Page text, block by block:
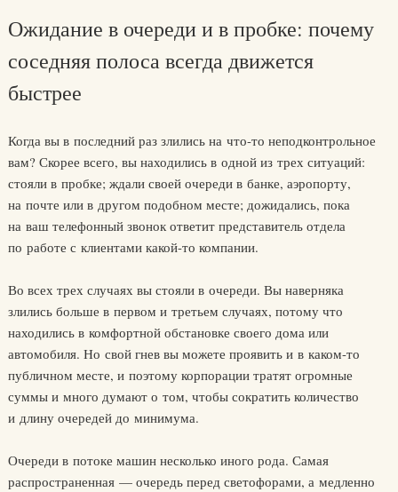
Ожидание в очереди и в пробке: почему
соседняя полоса всегда движется
быстрее
Когда вы в последний раз злились на что-то неподконтрольное
вам? Скорее всего, вы находились в одной из трех ситуаций:
стояли в пробке; ждали своей очереди в банке, аэропорту,
на почте или в другом подобном месте; дожидались, пока
на ваш телефонный звонок ответит представитель отдела
по работе с клиентами какой-то компании.
Во всех трех случаях вы стояли в очереди. Вы наверняка
злились больше в первом и третьем случаях, потому что
находились в комфортной обстановке своего дома или
автомобиля. Но свой гнев вы можете проявить и в каком-то
публичном месте, и поэтому корпорации тратят огромные
суммы и много думают о том, чтобы сократить количество
и длину очередей до минимума.
Очереди в потоке машин несколько иного рода. Самая
распространенная — очередь перед светофорами, а медленно